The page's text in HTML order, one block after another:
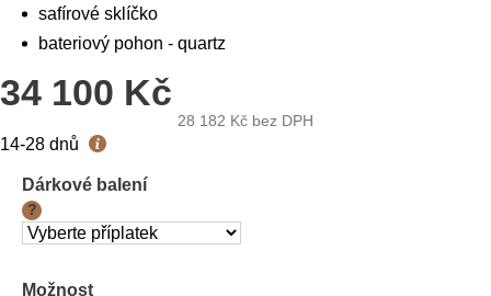
34 100 Kč
28 182 Kč bez DPH
Měrná
14-28 dnů
Dárkové balení
?
Možnost
safírové sklíčko
bateriový pohon - quartz